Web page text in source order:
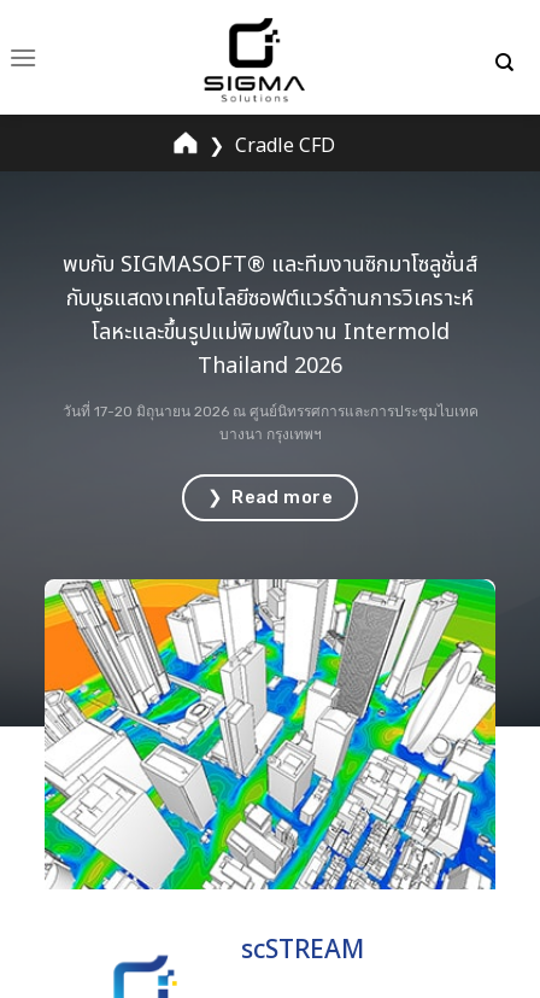
to
content
❯ Cradle CFD
พบกับ SIGMASOFT® และทีมงานซิกมาโซลูชั่นส์
กับบูธแสดงเทคโนโลยีซอฟต์แวร์ด้านการวิเคราะห์
โลหะและขึ้นรูปแม่พิมพ์ในงาน Intermold
Thailand 2026
วันที่ 17-20 มิถุนายน 2026 ณ ศูนย์นิทรรศการและการประชุมไบเทค
บางนา กรุงเทพฯ
❯ Read more
scSTREAM